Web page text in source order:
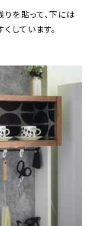
を貼って、下には
しています。